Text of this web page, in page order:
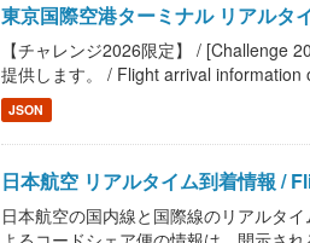
東京国際空港ターミナル リアル
【チャレンジ2026限定】 / [Challenge
提供します。 / Flight arrival
JSON
日本航空 リアルタイム到着情報
日本航空の国内線と国際線のリアルタ